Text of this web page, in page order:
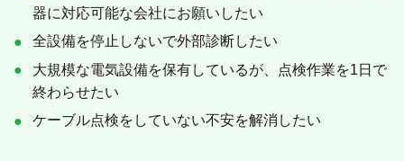
器に対応可能な会社にお願いしたい
全設備を停止しないで外部診断したい
大規模な電気設備を保有しているが、点検作業を1日で
終わらせたい
ケーブル点検をしていない不安を解消したい